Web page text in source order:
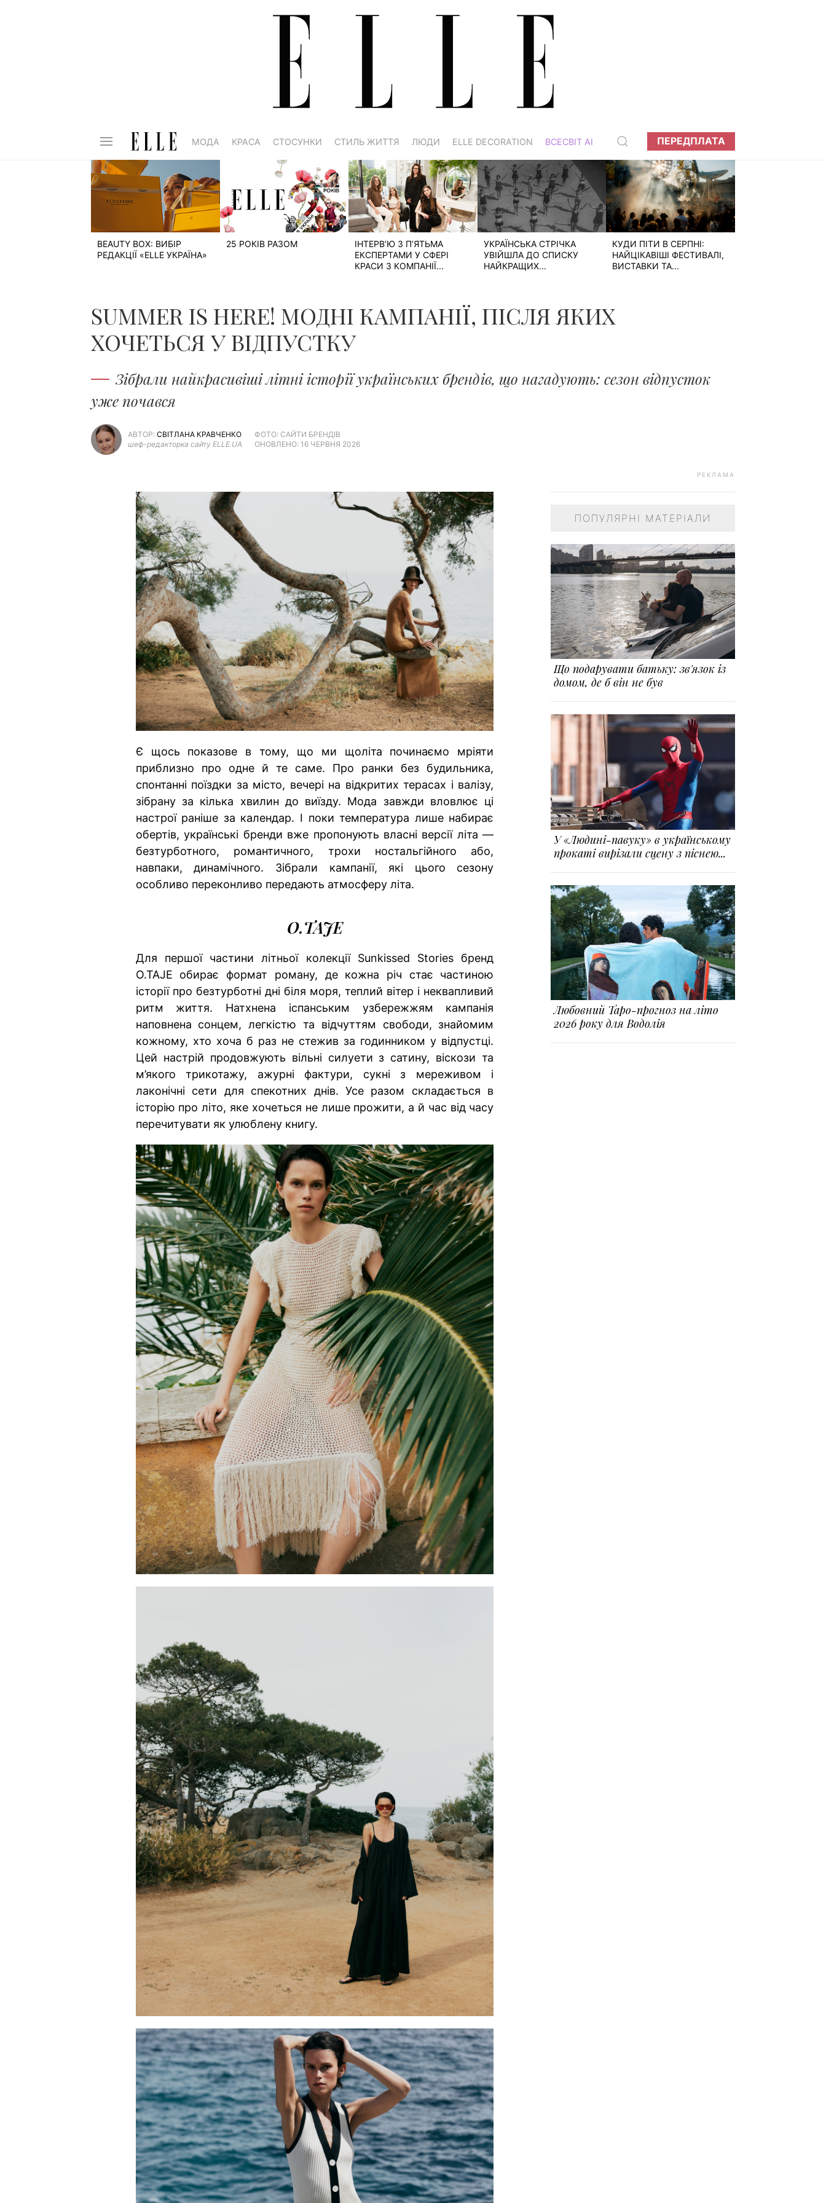
МОДА КРАСА СТОСУНКИ СТИЛЬ ЖИТТЯ ЛЮДИ ELLE DECORATION ВСЕСВІТ АІ ПЕРЕДПЛАТА
BEAUTY BOX: ВИБІР
РЕДАКЦІЇ «ELLE УКРАЇНА»
25 РОКІВ РАЗОМ
ІНТЕРВ’Ю З П’ЯТЬМА
ЕКСПЕРТАМИ У СФЕРІ
КРАСИ З КОМПАНІЇ...
УКРАЇНСЬКА СТРІЧКА
УВІЙШЛА ДО СПИСКУ
НАЙКРАЩИХ...
КУДИ ПІТИ В СЕРПНІ:
НАЙЦІКАВІШІ ФЕСТИВАЛІ,
ВИСТАВКИ ТА...
SUMMER IS HERE! МОДНІ КАМПАНІЇ, ПІСЛЯ ЯКИХ
ХОЧЕТЬСЯ У ВІДПУСТКУ
Зібрали найкрасивіші літні історії українських брендів, що нагадують: сезон відпусток
уже почався
АВТОР: СВІТЛАНА КРАВЧЕНКО
шеф-редакторка сайту ELLE.UA
ФОТО: САЙТИ БРЕНДІВ
ОНОВЛЕНО: 16 ЧЕРВНЯ 2026
Є щось показове в тому, що ми щоліта починаємо мріяти
приблизно про одне й те саме. Про ранки без будильника,
спонтанні поїздки за місто, вечері на відкритих терасах і валізу,
зібрану за кілька хвилин до виїзду. Мода завжди вловлює ці
настрої раніше за календар. І поки температура лише набирає
обертів, українські бренди вже пропонують власні версії літа —
безтурботного, романтичного, трохи ностальгійного або,
навпаки, динамічного. Зібрали кампанії, які цього сезону
особливо переконливо передають атмосферу літа.
O.TAJE
Для першої частини літньої колекції Sunkissed Stories бренд
O.TAJE обирає формат роману, де кожна річ стає частиною
історії про безтурботні дні біля моря, теплий вітер і неквапливий
ритм життя. Натхнена іспанським узбережжям кампанія
наповнена сонцем, легкістю та відчуттям свободи, знайомим
кожному, хто хоча б раз не стежив за годинником у відпустці.
Цей настрій продовжують вільні силуети з сатину, віскози та
м’якого трикотажу, ажурні фактури, сукні з мереживом і
лаконічні сети для спекотних днів. Усе разом складається в
історію про літо, яке хочеться не лише прожити, а й час від часу
перечитувати як улюблену книгу.
РЕКЛАМА
ПОПУЛЯРНІ МАТЕРІАЛИ
Що подарувати батьку: зв'язок із
домом, де б він не був
У «Людині-павуку» в українському
прокаті вирізали сцену з піснею...
Любовний Таро-прогноз на літо
2026 року для Водолія